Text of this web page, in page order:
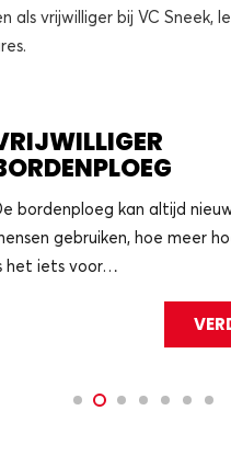
als vrijwilliger bij VC Sneek,
bordenploeg kan altijd
gebruiken, hoe meer
het iets voor…